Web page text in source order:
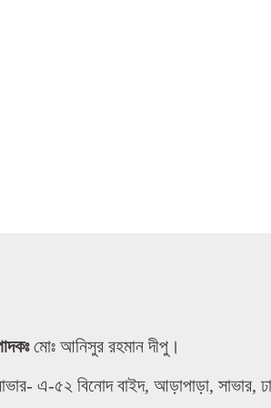
মোঃ আনিসুর রহমান দীপু।
এ-৫২ বিনোদ বাইদ, আড়াপাড়া, সাভার,